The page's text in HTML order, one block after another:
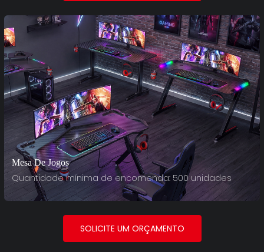
Mesa De Jogos
Quantidade mínima de encomenda: 500 unidades
SOLICITE UM ORÇAMENTO